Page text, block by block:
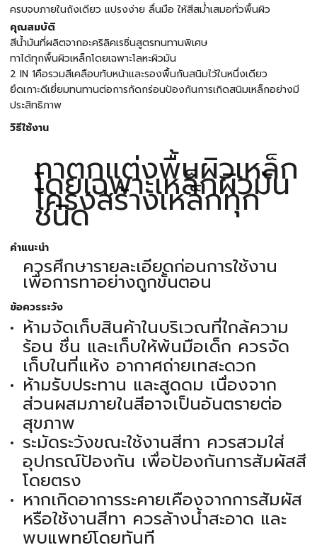
ครบจบภายในถังเดียว แปรงง่าย ลื่นมือ ให้สีสม่ำเสมอทั่วพื้นผิว
คุณสมบัติ
สีน้ำมันที่ผลิตจากอะคริลิคเรซิ่นสูตรทนทานพิเศษ
ทาได้ทุกพื้นผิวเหล็กโดยเฉพาะโลหะผิวมัน
2 IN 1คือรวมสีเคลือบทับหน้าและรองพื้นกันสนิมไว้ในหนึ่งเดียว
ยึดเกาะดีเยี่ยมทนทานต่อการกัดกร่อนป้องกันการเกิดสนิมเหล็กอย่างมี
ประสิทธิภาพ
วิธีใช้งาน
ทาตกแต่งพื้นผิวเหล็ก
โดยเฉพาะเหล็กผิวมัน
โครงสร้างเหล็กทุก
ชนิด
คำแนะนำ
ควรศึกษารายละเอียดก่อนการใช้งาน
เพื่อการทาอย่างถูกขั้นตอน
ข้อควรระวัง
ห้ามจัดเก็บสินค้าในบริเวณที่ใกล้ความ
ร้อน ชื่น และเก็บให้พ้นมือเด็ก ควรจัด
เก็บในที่แห้ง อากาศถ่ายเทสะดวก
ห้ามรับประทาน และสูดดม เนื่องจาก
ส่วนผสมภายในสีอาจเป็นอันตรายต่อ
สุขภาพ
ระมัดระวังขณะใช้งานสีทา ควรสวมใส่
อุปกรณ์ป้องกัน เพื่อป้องกันการสัมผัสสี
โดยตรง
หากเกิดอาการระคายเคืองจากการสัมผัส
หรือใช้งานสีทา ควรล้างน้ำสะอาด และ
พบแพทย์โดยทันที